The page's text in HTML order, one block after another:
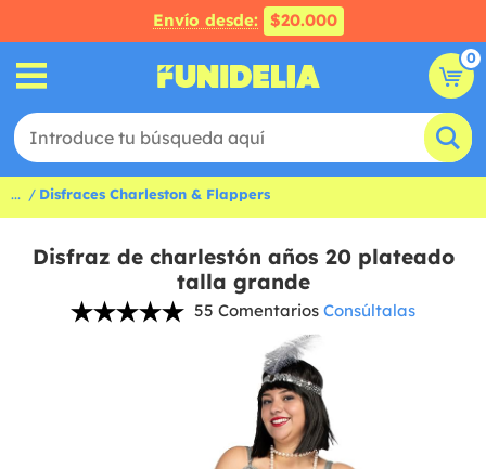
Envío desde: $20.000
0
... Disfraces Charleston & Flappers
Disfraz de charlestón años 20 plateado
talla grande
55 Comentarios Consúltalas